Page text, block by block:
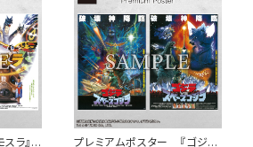
ラ』(1
プレミアムポスター 『ゴジラ